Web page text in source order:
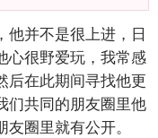
他并不是很上进，日
心很野爱玩，我常感
后在此期间寻找他更
们共同的朋友圈里他
圈里就有公开。